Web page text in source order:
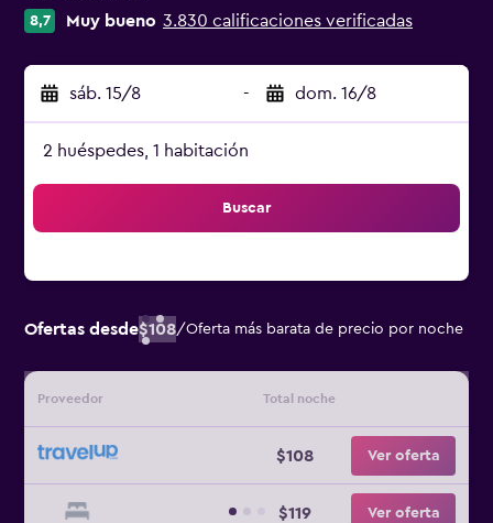
8,7 Muy bueno 3.830 calificaciones verificadas
sáb. 15/8 - dom. 16/8
2 huéspedes, 1 habitación
Buscar
Ofertas desde$108/Oferta más barata de precio por noche
Proveedor Total noche
$108 Ver oferta
$119 Ver oferta